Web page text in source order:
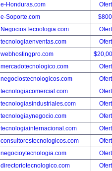
e-Honduras.com
e-Soporte.com
NegociosTecnologia.com
tecnologiaenventas.com
webhostingpro.com
mercadotecnologico.com
negociostecnologicos.com
tecnologiacomercial.com
tecnologiasindustriales.com
tecnologiaynegocio.com
tecnologiainternacional.com
consultorestecnologicos.com
negocioytecnologia.com
directoriotecnologico.com